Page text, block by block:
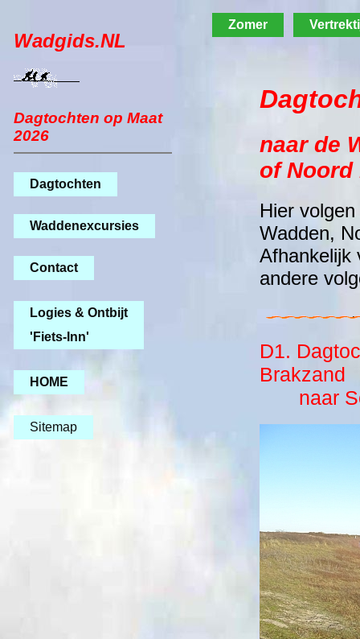
Wadgids.NL
Dagtochten op Maat
2026
Dagtochten
Waddenexcursies
Contact
Logies & Ontbijt
'Fiets-Inn'
HOME
Sitemap
Zomer
naar de
of
Hier
Wadden,
Afhankelijk
andere
D1.
Brakzand
naar